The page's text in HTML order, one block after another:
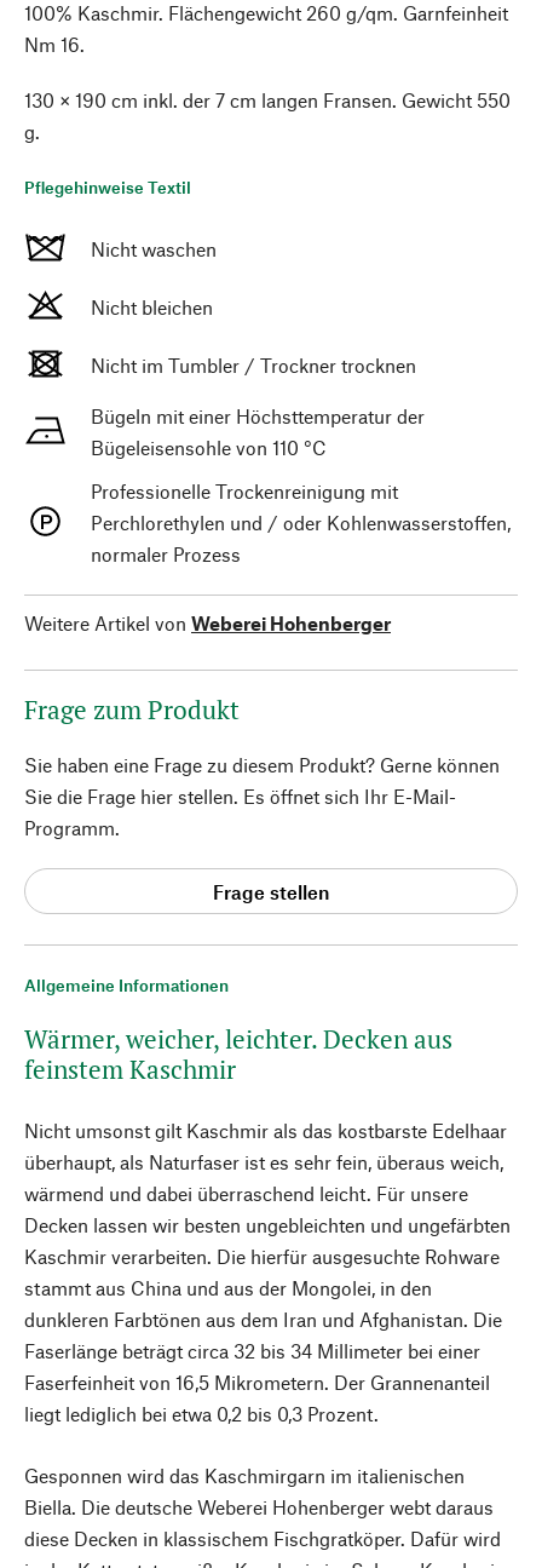
Allgemeine Informationen
Wärmer, weicher, leichter. Decken aus
feinstem Kaschmir
Nicht umsonst gilt Kaschmir als das kostbarste Edelhaar
überhaupt, als Naturfaser ist es sehr fein, überaus weich,
wärmend und dabei überraschend leicht. Für unsere
Decken lassen wir besten ungebleichten und ungefärbten
Kaschmir verarbeiten. Die hierfür ausgesuchte Rohware
stammt aus China und aus der Mongolei, in den
dunkleren Farbtönen aus dem Iran und Afghanistan. Die
Faserlänge beträgt circa 32 bis 34 Millimeter bei einer
Faserfeinheit von 16,5 Mikrometern. Der Grannenanteil
liegt lediglich bei etwa 0,2 bis 0,3 Prozent.
Gesponnen wird das Kaschmirgarn im italienischen
Biella. Die deutsche Weberei Hohenberger webt daraus
diese Decken in klassischem Fischgratköper. Dafür wird
100% Kaschmir. Flächengewicht 260 g/qm. Garnfeinheit
Nm 16.
130 × 190 cm inkl. der 7 cm langen Fransen. Gewicht 550
g.
Pflegehinweise Textil
Nicht waschen
Nicht bleichen
Nicht im Tumbler / Trockner trocknen
Bügeln mit einer Höchsttemperatur der
Bügeleisensohle von 110 °C
Professionelle Trockenreinigung mit
Perchlorethylen und / oder Kohlenwasserstoffen,
normaler Prozess
Weitere Artikel von Weberei Hohenberger
Frage zum Produkt
Sie haben eine Frage zu diesem Produkt? Gerne können
Sie die Frage hier stellen. Es öffnet sich Ihr E-Mail-
Programm.
Frage stellen